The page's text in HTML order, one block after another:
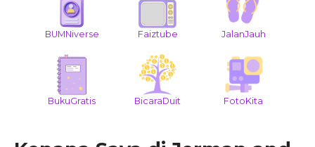
BUMNiverse Faiztube JalanJauh
BukuGratis BicaraDuit FotoKita